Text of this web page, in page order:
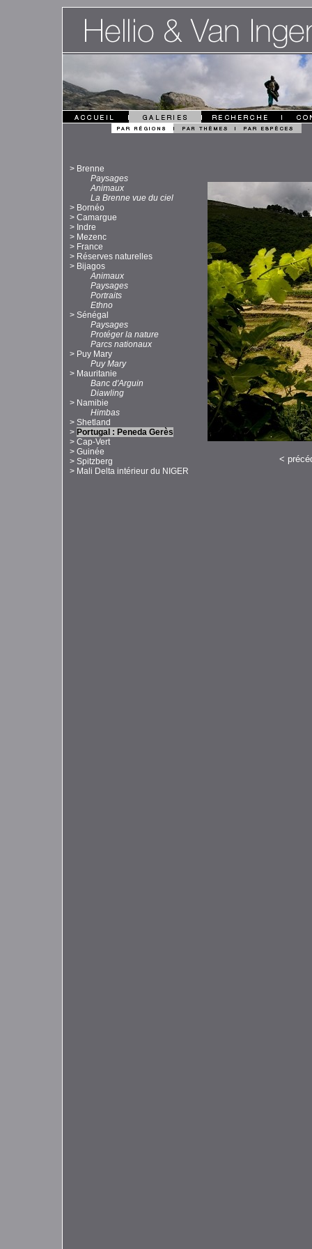
> Brenne
Paysages
Animaux
La Brenne vue du ciel
> Bornéo
> Camargue
> Indre
> Mezenc
> France
> Réserves naturelles
> Bijagos
Animaux
Paysages
Portraits
Ethno
> Sénégal
Paysages
Protéger la nature
Parcs nationaux
> Puy Mary
Puy Mary
> Mauritanie
Banc d'Arguin
Diawling
> Namibie
Himbas
> Shetland
> Portugal : Peneda Gerès
> Cap-Vert
> Guinée
> Spitzberg
> Mali Delta intérieur du NIGER
<